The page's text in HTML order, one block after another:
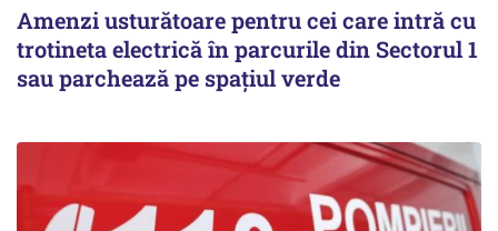
Amenzi usturătoare pentru cei care intră cu
trotineta electrică în parcurile din Sectorul 1
sau parchează pe spațiul verde